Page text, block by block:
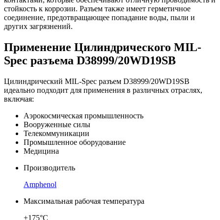
стойкость к коррозии. Разъем также имеет герметичное
соединение, предотвращающее попадание воды, пыли и
других загрязнений.
Применение Цилиндрического MIL-
Spec разъема D38999/20WD19SB
Цилиндрический MIL-Spec разъем D38999/20WD19SB
идеально подходит для применения в различных отраслях,
включая:
Аэрокосмическая промышленность
Вооруженные силы
Телекоммуникации
Промышленное оборудование
Медицина
Производитель
Amphenol
Максимальная рабочая температура
+175°C